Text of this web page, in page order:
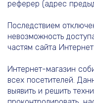
реферер (адрес
Последствием
невозможность
частям сайта
Интернет-магазин
всех посетителей.
выявить и решить